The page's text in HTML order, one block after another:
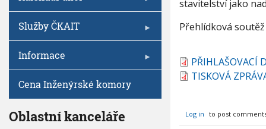
I
A
C
H
A
E
S
stavitelství jako
Přehlídková
PŘIHLAŠOVACÍ
TISKOVÁ
Log in to post
Služby ČKAIT
Informace
Cena Inženýrské komory
Oblastní kanceláře